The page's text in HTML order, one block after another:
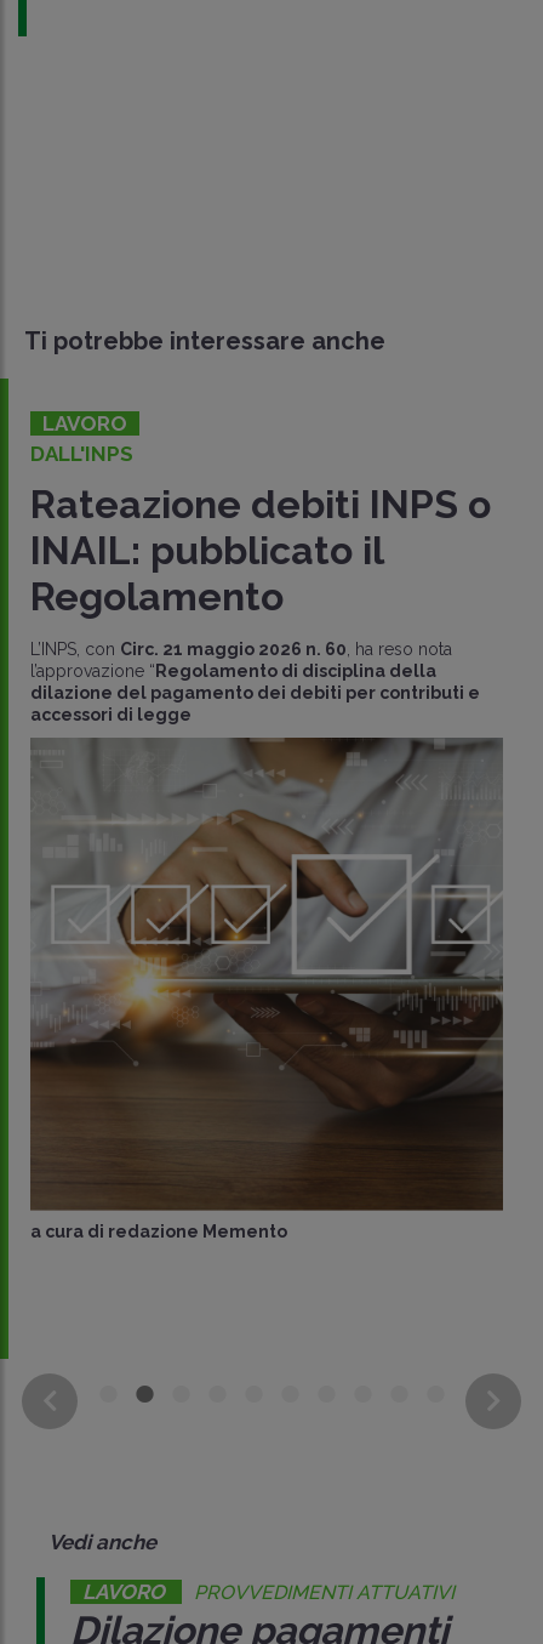
Ti potrebbe interessare anche
LAVORO
DALL'INPS
Rateazione debiti INPS o
INAIL: pubblicato il
Regolamento
L’INPS, con Circ. 21 maggio 2026 n. 60 , ha reso nota
l’approvazione “ Regolamento di disciplina della
dilazione del pagamento dei debiti per contributi e
accessori di legge
a cura di redazione Memento
Vedi anche
LAVORO PROVVEDIMENTI ATTUATIVI
Dilazione pagamenti